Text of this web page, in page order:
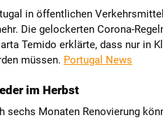
in öffentlichen
Die gelockerten Corona-
Temido erklärte, dass nur in
müssen. Portugal News
im Herbst
sechs Monaten Renovierung